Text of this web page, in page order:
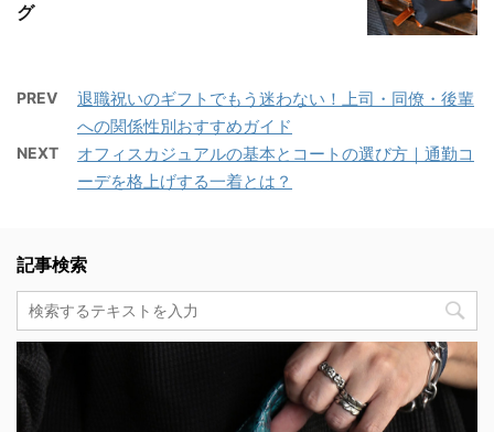
グ
PREV
退職祝いのギフトでもう迷わない！上司・同僚・後輩
への関係性別おすすめガイド
NEXT
オフィスカジュアルの基本とコートの選び方｜通勤コ
ーデを格上げする一着とは？
記事検索